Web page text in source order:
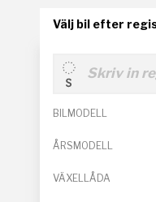
Välj bil efter
BILMODELL
ÅRSMODELL
VÄXELLÅDA